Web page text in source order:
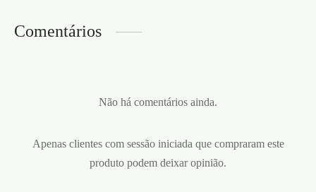
Comentários
Não há comentários ainda.
Apenas clientes com sessão iniciada que compraram este
produto podem deixar opinião.